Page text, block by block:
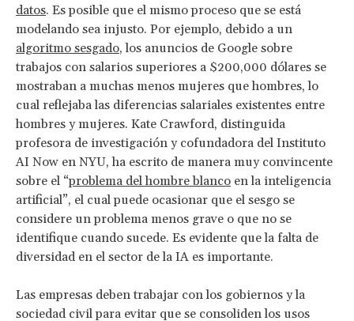
datos. Es posible que el mismo proceso que se está
modelando sea injusto. Por ejemplo, debido a un
algoritmo sesgado, los anuncios de Google sobre
trabajos con salarios superiores a $200,000 dólares se
mostraban a muchas menos mujeres que hombres, lo
cual reflejaba las diferencias salariales existentes entre
hombres y mujeres. Kate Crawford, distinguida
profesora de investigación y cofundadora del Instituto
AI Now en NYU, ha escrito de manera muy convincente
sobre el “problema del hombre blanco en la inteligencia
artificial”, el cual puede ocasionar que el sesgo se
considere un problema menos grave o que no se
identifique cuando sucede. Es evidente que la falta de
diversidad en el sector de la IA es importante.
Las empresas deben trabajar con los gobiernos y la
sociedad civil para evitar que se consoliden los usos